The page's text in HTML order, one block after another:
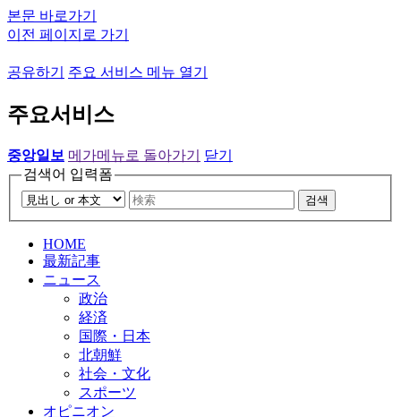
본문 바로가기
이전 페이지로 가기
공유하기 주요 서비스 메뉴 열기
주요서비스
중앙일보 메가메뉴로 돌아가기
닫기
검색어 입력폼
검색
HOME
最新記事
ニュース
政治
経済
国際・日本
北朝鮮
社会・文化
スポーツ
オピニオン